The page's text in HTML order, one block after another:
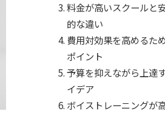
料金が高いスクールと
的な違い
費用対効果を高めるた
ポイント
予算を抑えながら上達
イデア
ボイストレーニングが